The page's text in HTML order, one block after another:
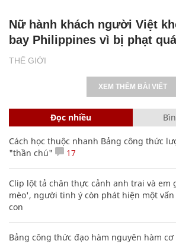
THẾ GIỚI
Nữ hành khách người Việt
bay Philippines vì bị phạt
XEM THÊM BÀI VIẾT
Đọc nhiều
Cách học thuộc nhanh Bảng công thức
"thần chú"
17
Clip lột tả chân thực cảnh anh trai và em
mèo', người tinh ý còn phát hiện một
con
Bảng công thức đạo hàm nguyên hàm